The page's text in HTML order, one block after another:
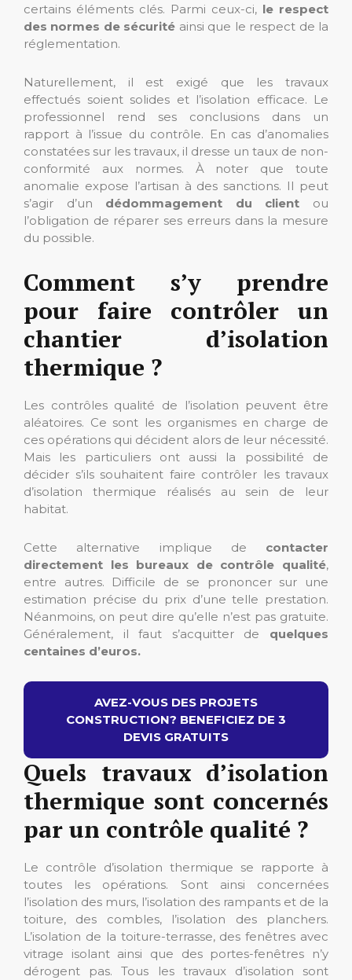
certains éléments clés. Parmi ceux-ci, le respect
des normes de sécurité ainsi que le respect de la
réglementation.
Naturellement, il est exigé que les travaux
effectués soient solides et l’isolation efficace. Le
professionnel rend ses conclusions dans un
rapport à l’issue du contrôle. En cas d’anomalies
constatées sur les travaux, il dresse un taux de non-
conformité aux normes. À noter que toute
anomalie expose l’artisan à des sanctions. Il peut
s’agir d’un dédommagement du client ou
l’obligation de réparer ses erreurs dans la mesure
du possible.
Comment s’y prendre
pour faire contrôler un
chantier d’isolation
thermique ?
Les contrôles qualité de l’isolation peuvent être
aléatoires. Ce sont les organismes en charge de
ces opérations qui décident alors de leur nécessité.
Mais les particuliers ont aussi la possibilité de
décider s’ils souhaitent faire contrôler les travaux
d’isolation thermique réalisés au sein de leur
habitat.
Cette alternative implique de contacter
directement les bureaux de contrôle qualité,
entre autres. Difficile de se prononcer sur une
estimation précise du prix d’une telle prestation.
Néanmoins, on peut dire qu’elle n’est pas gratuite.
Généralement, il faut s’acquitter de quelques
centaines d’euros.
AVEZ-VOUS DES PROJETS
CONSTRUCTION? BENEFICIEZ DE 3
DEVIS GRATUITS
Quels travaux d’isolation
thermique sont concernés
par un contrôle qualité ?
Le contrôle d’isolation thermique se rapporte à
toutes les opérations. Sont ainsi concernées
l’isolation des murs, l’isolation des rampants et de la
toiture, des combles, l’isolation des planchers.
L’isolation de la toiture-terrasse, des fenêtres avec
vitrage isolant ainsi que des portes-fenêtres n’y
dérogent pas. Tous les travaux d’isolation sont